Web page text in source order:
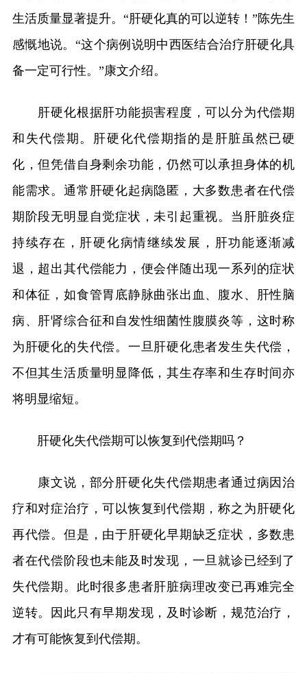
生活质量显著提升。“肝硬化真的可以逆转！”陈先生
感慨地说。“这个病例说明中西医结合治疗肝硬化具
备一定可行性。”康文介绍。
肝硬化根据肝功能损害程度，可以分为代偿期
和失代偿期。肝硬化代偿期指的是肝脏虽然已硬
化，但凭借自身剩余功能，仍然可以承担身体的机
能需求。通常肝硬化起病隐匿，大多数患者在代偿
期阶段无明显自觉症状，未引起重视。当肝脏炎症
持续存在，肝硬化病情继续发展，肝功能逐渐减
退，超出其代偿能力，便会伴随出现一系列的症状
和体征，如食管胃底静脉曲张出血、腹水、肝性脑
病、肝肾综合征和自发性细菌性腹膜炎等，这时称
为肝硬化的失代偿。一旦肝硬化患者发生失代偿，
不但其生活质量明显降低，其生存率和生存时间亦
将明显缩短。
肝硬化失代偿期可以恢复到代偿期吗？
康文说，部分肝硬化失代偿期患者通过病因治
疗和对症治疗，可以恢复到代偿期，称之为肝硬化
再代偿。但是，由于肝硬化早期缺乏症状，多数患
者在代偿阶段也未能及时发现，一旦就诊已经到了
失代偿期。此时很多患者肝脏病理改变已再难完全
逆转。因此只有早期发现，及时诊断，规范治疗，
才有可能恢复到代偿期。